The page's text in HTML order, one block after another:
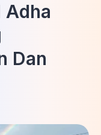
Adha
Dan